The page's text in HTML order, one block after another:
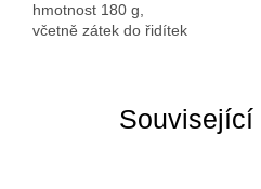
Související
hmotnost 180 g,
včetně zátek do řidítek